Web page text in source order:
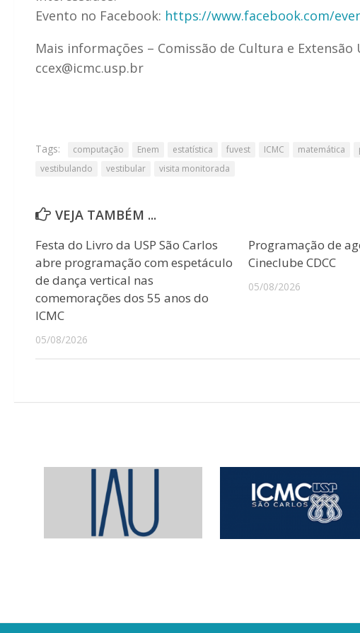
Evento no Facebook: https://www.facebook.com/
Mais informações – Comissão de Cultura e Extensão
ccex@icmc.usp.br
Tags: computação Enem estatística fuvest ICMC matemática
vestibulando
vestibular visita monitorada
VEJA TAMBÉM ...
Festa do Livro da USP São Carlos
abre programação com espetáculo
de dança vertical nas
comemorações dos 55 anos do
ICMC
05/08/2026
Programação de
Cineclube CDCC
05/08/2026